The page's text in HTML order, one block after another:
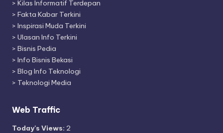
> Kilas Informatif Terdepan
> Fakta Kabar Terkini
> Inspirasi Muda Terkini
> Ulasan Info Terkini
> Bisnis Pedia
> Info Bisnis Bekasi
> Blog Info Teknologi
> Teknologi Media
Web Traffic
Today's Views: 2